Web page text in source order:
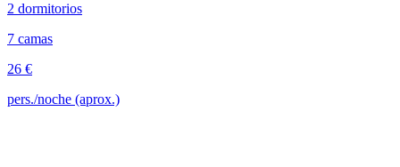
2 dormitorios
7 camas
26 €
pers./noche (aprox.)